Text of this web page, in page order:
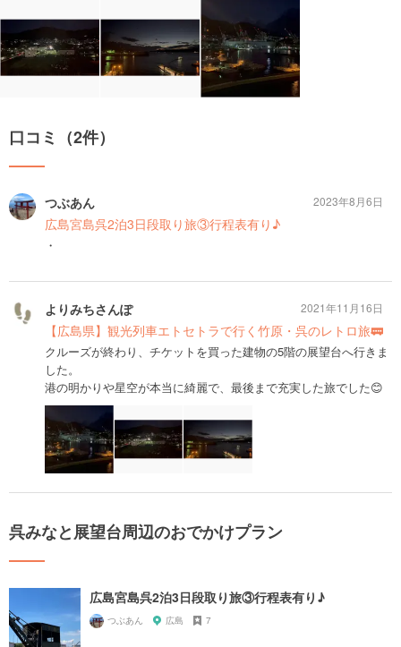
口コミ（2件）
つぶあん
広島宮島呉2泊3日段取り旅③行程表有り♪
・
2023年8月6日
よりみちさんぽ
【広島県】観光列車エトセトラで行く竹原・呉のレトロ旅🚃
クルーズが終わり、チケットを買った建物の5階の展望台へ行きま
した。
港の明かりや星空が本当に綺麗で、最後まで充実した旅でした😊
2021年11月16日
呉みなと展望台周辺のおでかけプラン
広島宮島呉2泊3日段取り旅③行程表有り♪
つぶあん 広島 7